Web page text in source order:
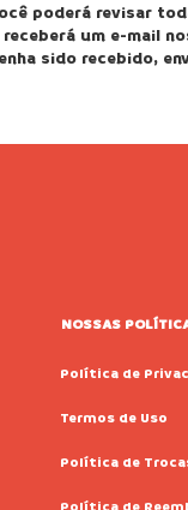
poderá revisar
um e-mail
sido recebido,
NOSSAS
Política de
Termos de Uso
Política de